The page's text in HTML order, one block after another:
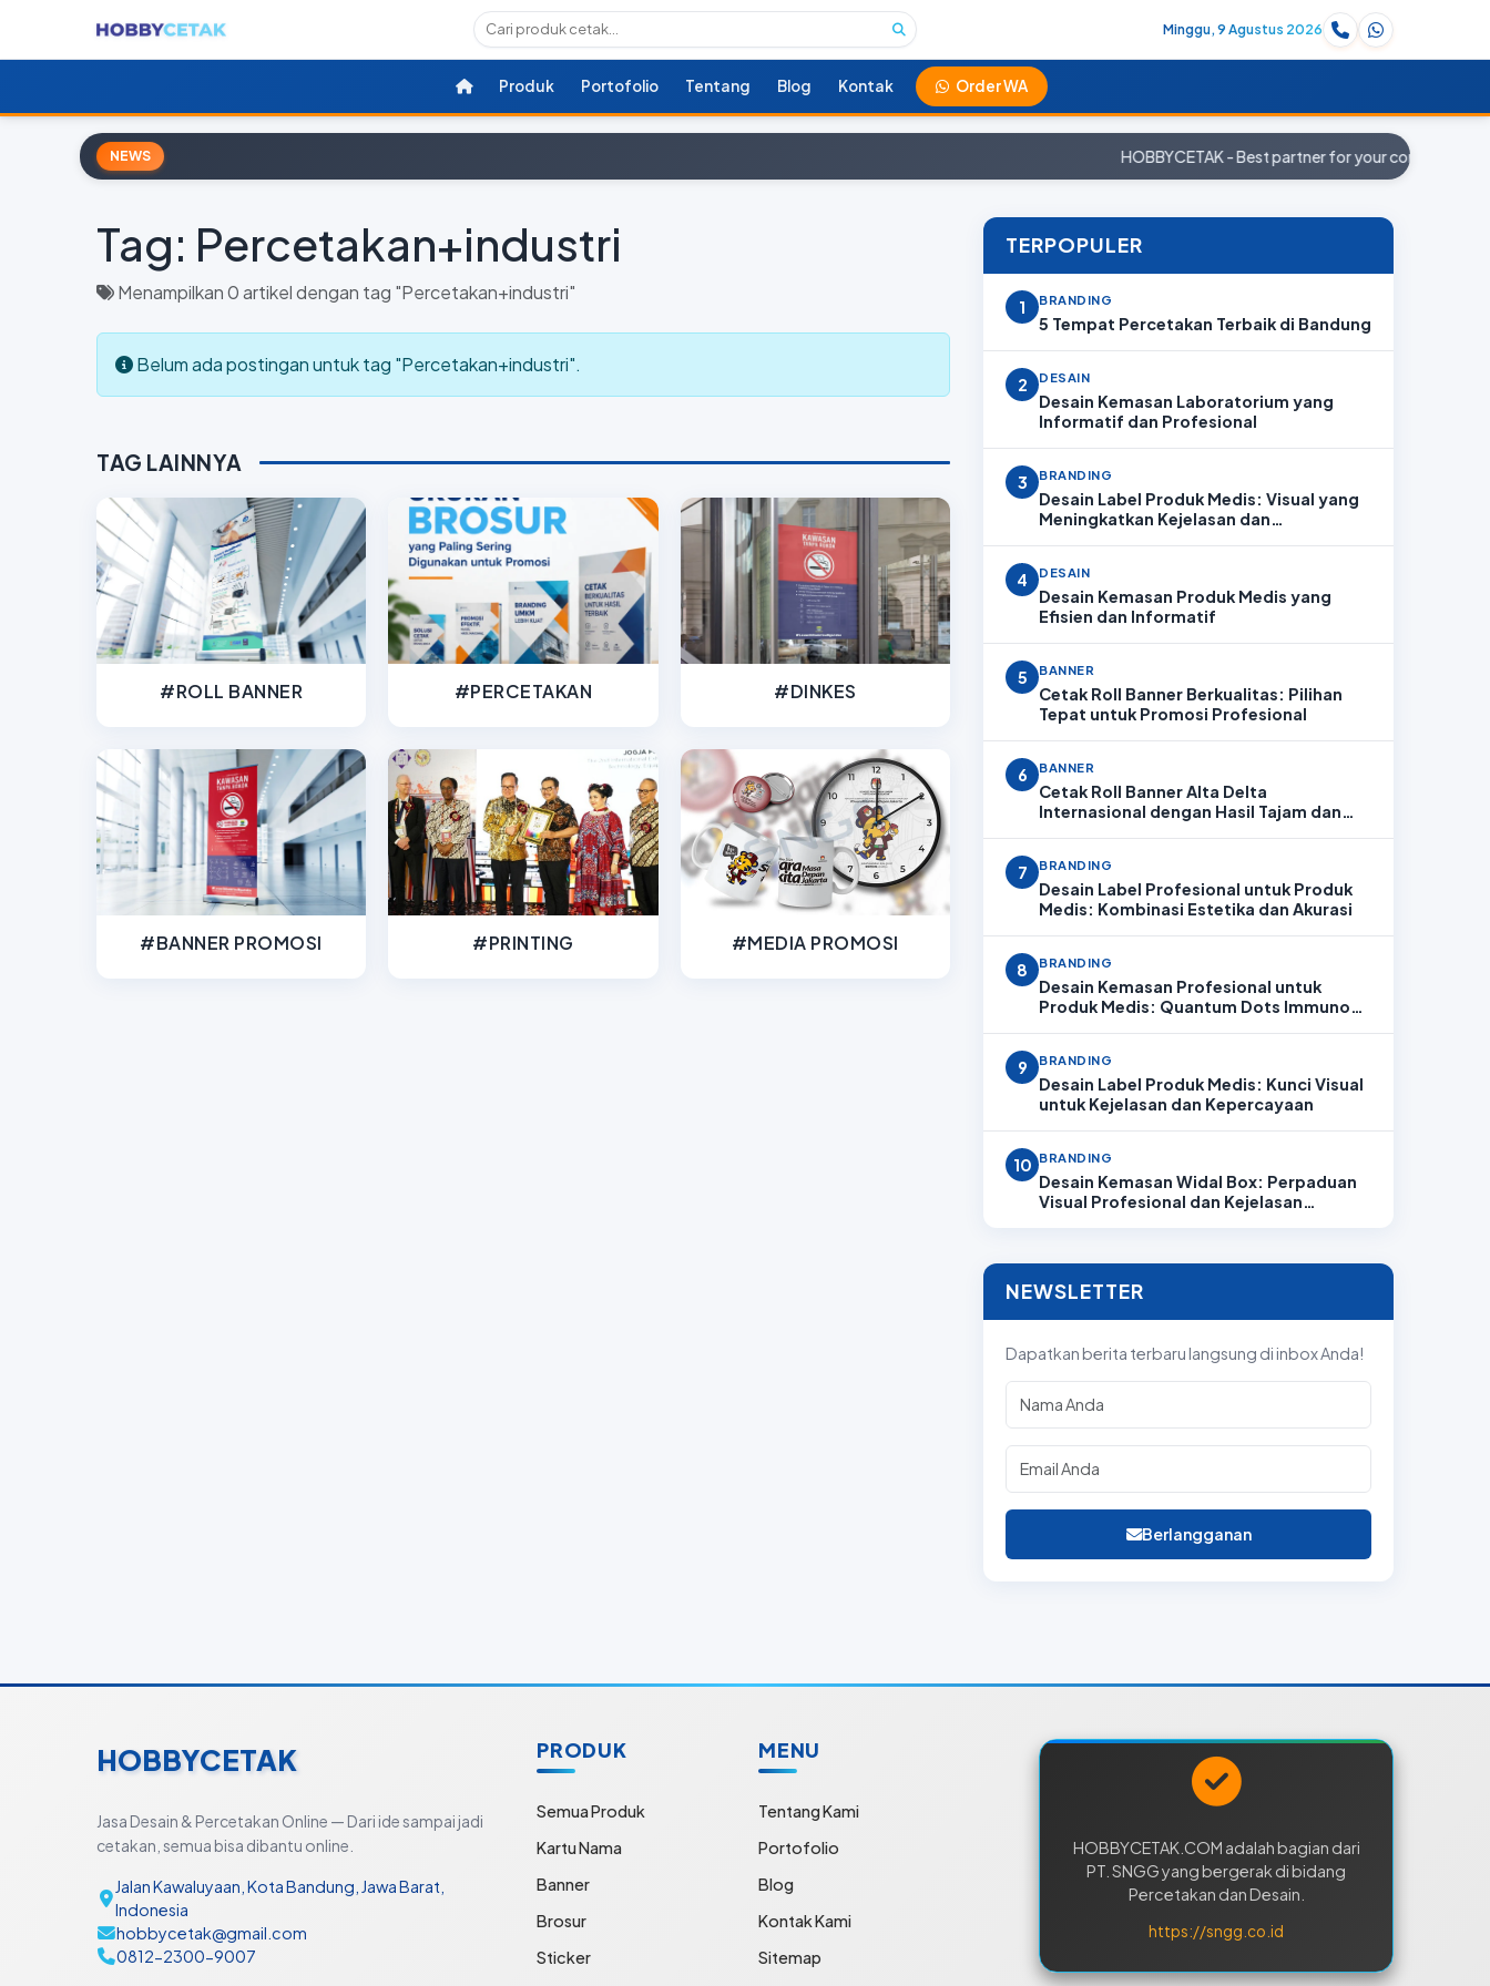
Minggu, 9 Agustus 2026
Produk Portofolio Tentang Blog Kontak Order WA
NEWS HOBBYCETAK - Best partner for your company.
Tag: Percetakan+industri
Menampilkan 0 artikel dengan tag "Percetakan+industri"
Belum ada postingan untuk tag "Percetakan+industri".
TAG LAINNYA
#ROLL BANNER #PERCETAKAN #DINKES
#BANNER PROMOSI #PRINTING #MEDIA PROMOSI
TERPOPULER
1 BRANDING
5 Tempat Percetakan Terbaik di Bandung
2 DESAIN
Desain Kemasan Laboratorium yang
Informatif dan Profesional
3 BRANDING
Desain Label Produk Medis: Visual yang
Meningkatkan Kejelasan dan
4 DESAIN
Desain Kemasan Produk Medis yang
Efisien dan Informatif
5 BANNER
Cetak Roll Banner Berkualitas: Pilihan
Tepat untuk Promosi Profesional
6 BANNER
Cetak Roll Banner Alta Delta
Internasional dengan Hasil Tajam dan
7 BRANDING
Desain Label Profesional untuk Produk
Medis: Kombinasi Estetika dan Akurasi
8 BRANDING
Desain Kemasan Profesional untuk
Produk Medis: Quantum Dots Immuno
9 BRANDING
Desain Label Produk Medis: Kunci Visual
untuk Kejelasan dan Kepercayaan
10 BRANDING
Desain Kemasan Widal Box: Perpaduan
Visual Profesional dan Kejelasan
NEWSLETTER
Dapatkan berita terbaru langsung di inbox Anda!
Berlangganan
HOBBYCETAK
Jasa Desain & Percetakan Online — Dari ide sampai jadi
cetakan, semua bisa dibantu online.
Jalan Kawaluyaan, Kota Bandung, Jawa Barat,
Indonesia
hobbycetak@gmail.com
0812-2300-9007
PRODUK
Semua Produk
Kartu Nama
Banner
Brosur
Sticker
MENU
Tentang Kami
Portofolio
Blog
Kontak Kami
Sitemap
HOBBYCETAK.COM adalah bagian dari
PT. SNGG yang bergerak di bidang
Percetakan dan Desain.
https://sngg.co.id